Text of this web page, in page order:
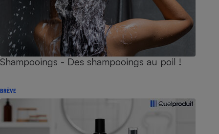
Shampooings - Des shampooings au poil !
BRÈVE